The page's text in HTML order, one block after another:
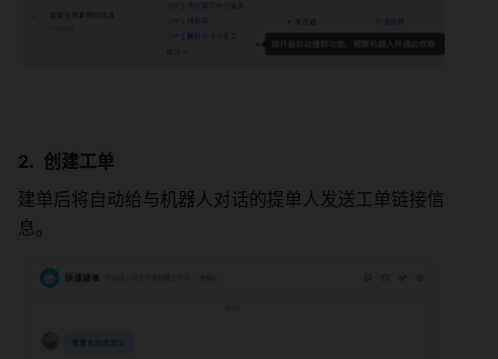
创建工单
建单后将自动给与机器人对话的提单人发送工单链接信
息。